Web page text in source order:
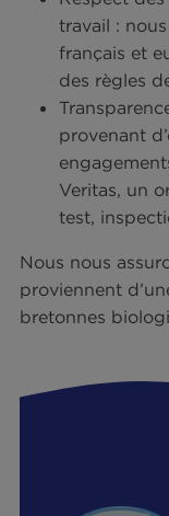
des
tous
C’est
dans votre
Phare
et social.
construite
de sorte à
(les
Sélection
nous